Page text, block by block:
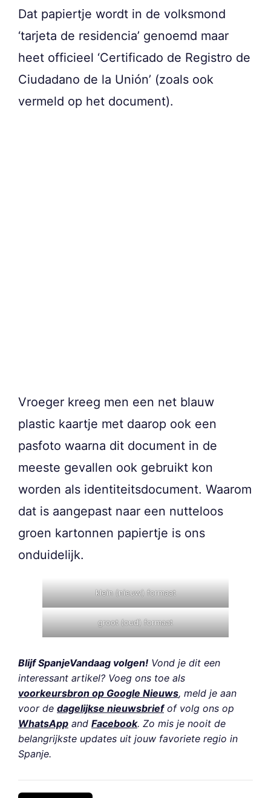
Dat papiertje wordt in de volksmond
‘tarjeta de residencia’ genoemd maar
heet officieel ‘Certificado de Registro de
Ciudadano de la Unión’ (zoals ook
vermeld op het document).
Vroeger kreeg men een net blauw
plastic kaartje met daarop ook een
pasfoto waarna dit document in de
meeste gevallen ook gebruikt kon
worden als identiteitsdocument. Waarom
dat is aangepast naar een nutteloos
groen kartonnen papiertje is ons
onduidelijk.
klein (nieuw) formaat
groot (oud) formaat
Blijf SpanjeVandaag volgen! Vond je dit een
interessant artikel? Voeg ons toe als
voorkeursbron op Google Nieuws, meld je aan
voor de dagelijkse nieuwsbriefof volg ons op
WhatsApp and Facebook. Zo mis je nooit de
belangrijkste updates uit jouw favoriete regio in
Spanje.